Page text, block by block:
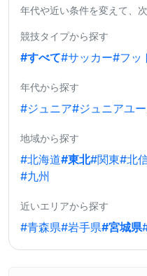
年代や近い条件を変えて、
競技タイプから探す
#すべて#サッカー#フッ
年代から探す
#ジュニア#ジュニアユ
地域から探す
#北海道#東北#関東#北
#九州
近いエリアから探す
#青森県#岩手県#宮城県